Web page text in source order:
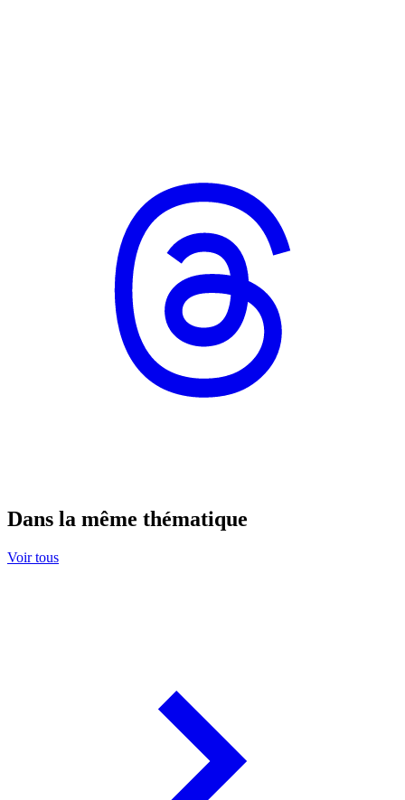
Dans la même thématique
Voir tous